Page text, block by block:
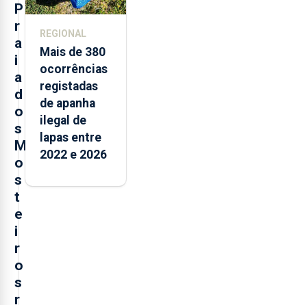
P
r
a
i
a
d
o
s
M
o
s
t
e
i
r
o
s
r
REGIONAL
Mais de 380
ocorrências
registadas
de apanha
ilegal de
lapas entre
2022 e 2026